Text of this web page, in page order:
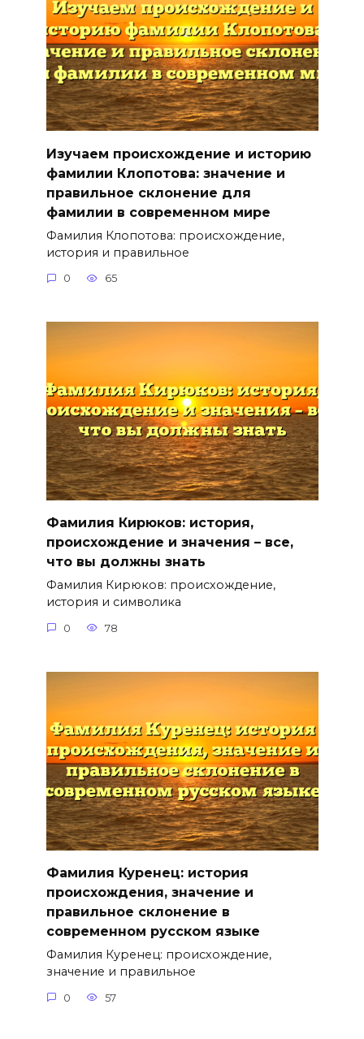
Изучаем происхождение и историю
фамилии Клопотова: значение и
правильное склонение для
фамилии в современном мире
Фамилия Клопотова: происхождение,
история и правильное
0 65
Фамилия Кирюков: история,
происхождение и значения – все,
что вы должны знать
Фамилия Кирюков: происхождение,
история и символика
0 78
Фамилия Куренец: история
происхождения, значение и
правильное склонение в
современном русском языке
Фамилия Куренец: происхождение,
значение и правильное
0 57